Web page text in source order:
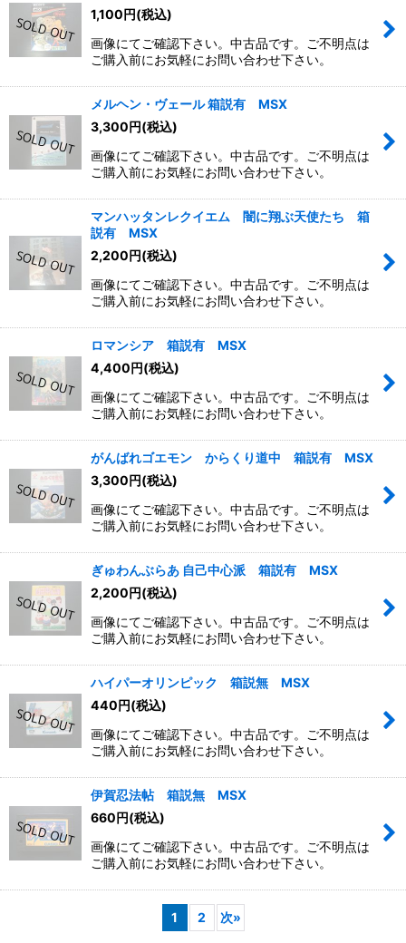
1,100円(税込)
画像にてご確認下さい。中古品です。ご不明点は
ご購入前にお気軽にお問い合わせ下さい。
メルヘン・ヴェール 箱説有 MSX
3,300円(税込)
画像にてご確認下さい。中古品です。ご不明点は
ご購入前にお気軽にお問い合わせ下さい。
マンハッタンレクイエム 闇に翔ぶ天使たち 箱
説有 MSX
2,200円(税込)
画像にてご確認下さい。中古品です。ご不明点は
ご購入前にお気軽にお問い合わせ下さい。
ロマンシア 箱説有 MSX
4,400円(税込)
画像にてご確認下さい。中古品です。ご不明点は
ご購入前にお気軽にお問い合わせ下さい。
がんばれゴエモン からくり道中 箱説有 MSX
3,300円(税込)
画像にてご確認下さい。中古品です。ご不明点は
ご購入前にお気軽にお問い合わせ下さい。
ぎゅわんぶらあ 自己中心派 箱説有 MSX
2,200円(税込)
画像にてご確認下さい。中古品です。ご不明点は
ご購入前にお気軽にお問い合わせ下さい。
ハイパーオリンピック 箱説無 MSX
440円(税込)
画像にてご確認下さい。中古品です。ご不明点は
ご購入前にお気軽にお問い合わせ下さい。
伊賀忍法帖 箱説無 MSX
660円(税込)
画像にてご確認下さい。中古品です。ご不明点は
ご購入前にお気軽にお問い合わせ下さい。
1 2 次»